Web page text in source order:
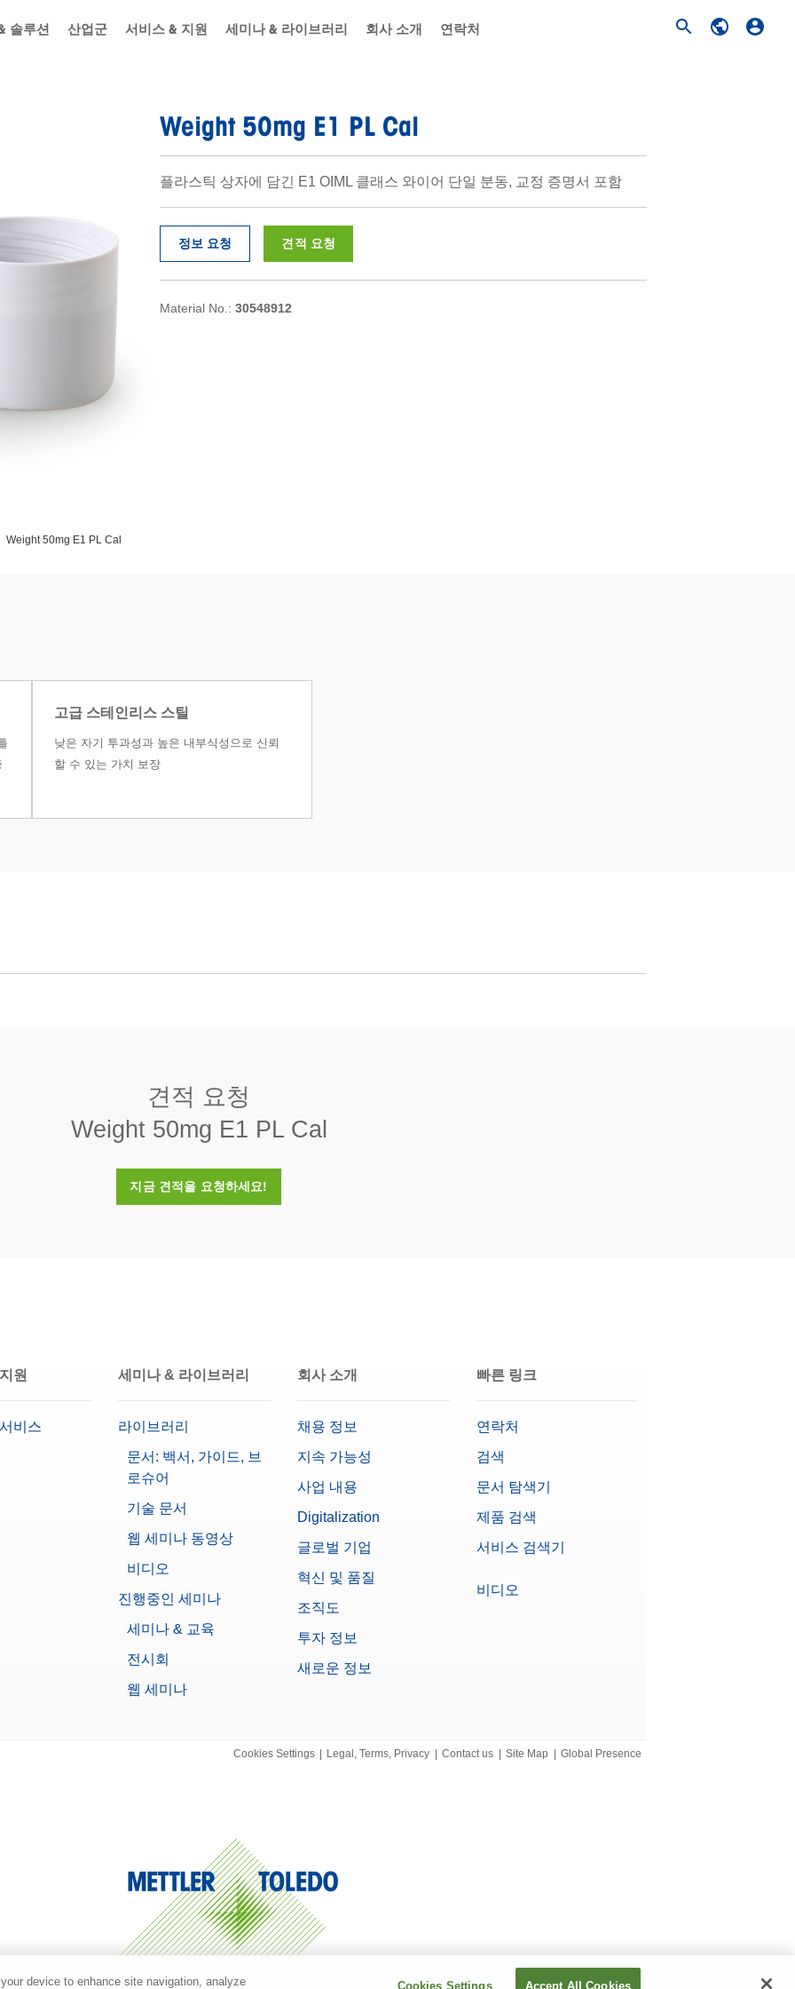
솔루션 산업군 서비스 & 지원 세미나 & 라이브러리 회사 소개 연락처
Weight 50mg E1 PL Cal
플라스틱 상자에 담긴 E1 OIML 클래스 와이어 단일 분동, 교정 증명서 포함
정보 요청 견적 요청
Material No.: 30548912
Weight 50mg E1 PL Cal
고급 스테인리스 스틸
낮은 자기 투과성과 높은 내부식성으로 신뢰
할 수 있는 가치 보장
플라스틱 상자(포함)
견적 요청
Weight 50mg E1 PL Cal
지금 견적을 요청하세요!
원
비스
세미나 & 라이브러리
라이브러리
문서: 백서, 가이드, 브
로슈어
기술 문서
웹 세미나 동영상
비디오
진행중인 세미나
세미나 & 교육
전시회
웹 세미나
회사 소개
채용 정보
지속 가능성
사업 내용
Digitalization
글로벌 기업
혁신 및 품질
조직도
투자 정보
새로운 정보
빠른 링크
연락처
검색
문서 탐색기
제품 검색
서비스 검색기
비디오
Cookies Settings Legal, Terms, Privacy Contact us Site Map Global Presence
device to enhance site navigation, analyze Cookies Settings Accept All Cookies